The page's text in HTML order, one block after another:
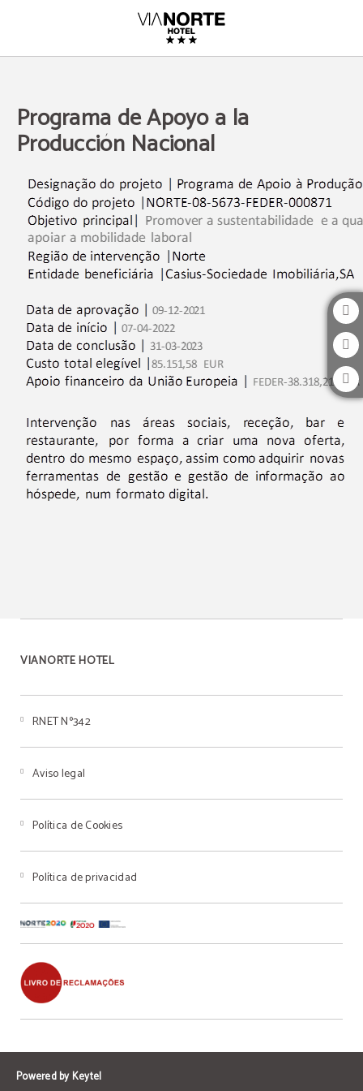
Programa de Apoyo a la
Producción Nacional
VIANORTE HOTEL
RNET Nº342
Aviso legal
Política de Cookies
Política de privacidad
Powered by Keytel